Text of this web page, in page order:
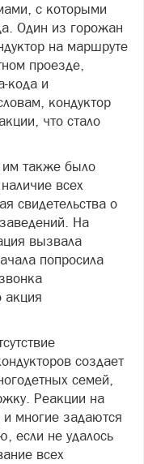
с которыми
Один из горожан
на маршруте
проезде,
кода и
кондуктор
что стало
также было
всех
свидетельства о
На
вызвала
попросила
акция
создает
семей,
Реакции на
многие задаются
если не удалось
всех